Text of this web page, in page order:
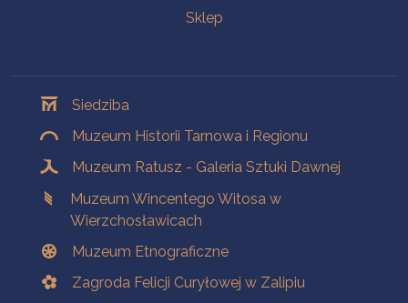
Sklep
Siedziba
Muzeum Historii Tarnowa i Regionu
Muzeum Ratusz - Galeria Sztuki Dawnej
Muzeum Wincentego Witosa w
Wierzchosławicach
Muzeum Etnograficzne
Zagroda Felicji Curyłowej w Zalipiu